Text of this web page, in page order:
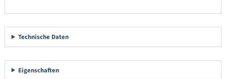
Technische Daten
Eigenschaften